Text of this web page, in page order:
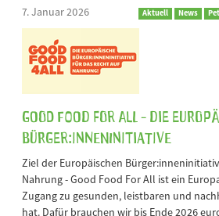
7. Januar 2026 Aktuell News
GOOD FOOD FOR ALL - Die
Bürger:inneninitiative
Ziel der Europäischen
Nahrung - Good Food For All ist ein
Zugang zu gesunden, leistbaren und
hat. Dafür brauchen wir bis Ende 2026